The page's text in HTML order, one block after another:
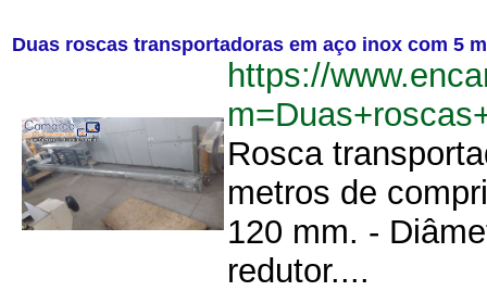
Duas roscas transportadoras em aço inox com 5
https://
Rosca
metros de
120 mm. -
redutor....